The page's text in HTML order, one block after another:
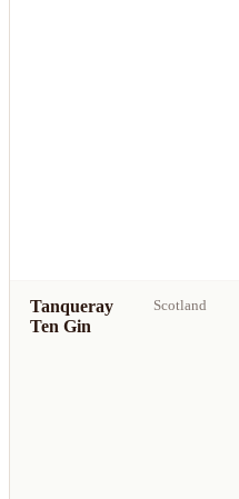
Tanqueray
Ten Gin
Scotland